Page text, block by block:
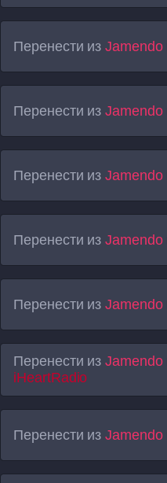
Перенести изJamendo
Перенести изJamendo
Перенести изJamendo
Перенести изJamendo
Перенести изJamendo
Перенести изJamendo
iHeartRadio
Перенести изJamendo